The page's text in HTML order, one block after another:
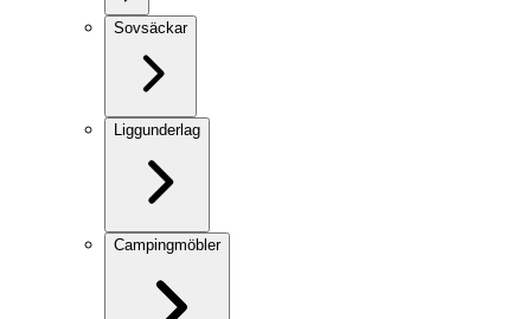
Sovsäckar
Liggunderlag
Campingmöbler